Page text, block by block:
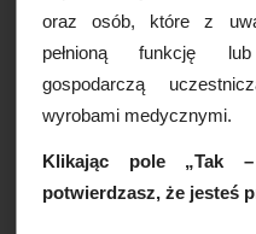
Ręcznik,
(50x70cm),
Ręcznik wykonany z
dzięki czemu jest miękki
Ręcznik jest bardzo
osuszania włosów
SPA lub zakładach
oraz osób, które z
pełnioną funkcję lub
gospodarczą
wyrobami medycznymi.
Klikając pole „Tak
potwierdzasz, że jesteś